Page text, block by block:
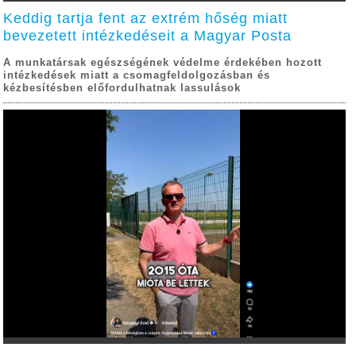
Keddig tartja fent az extrém hőség miatt
bevezetett intézkedéseit a Magyar Posta
A munkatársak egészségének védelme érdekében hozott
intézkedések miatt a csomagfeldolgozásban és
kézbesítésben előfordulhatnak lassulások